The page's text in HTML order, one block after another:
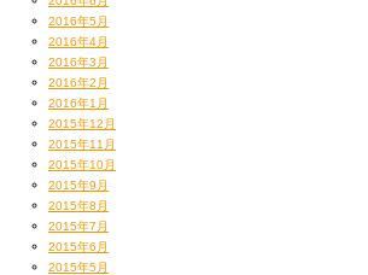
限定36名
[ルール]（※36名エントリーの場合を想定）
①ジャッジは全てオーディエンスによる判定となりま
②相手に触れてはいけない。
③道具使用OK！
④音源はこちらのDJが音出し致します。
■１回戦
１分以内の１ムーブパフォーマンスでオーディショ
６名×６ブロックから各１名を選出。
■２回戦
１回戦にて選出された６名をA・Bブロックに分け、
2016年5月
2016年4月
2016年3月
2016年2月
2016年1月
2015年12月
2015年11月
2015年10月
2015年9月
2015年8月
2015年7月
2015年6月
2015年5月